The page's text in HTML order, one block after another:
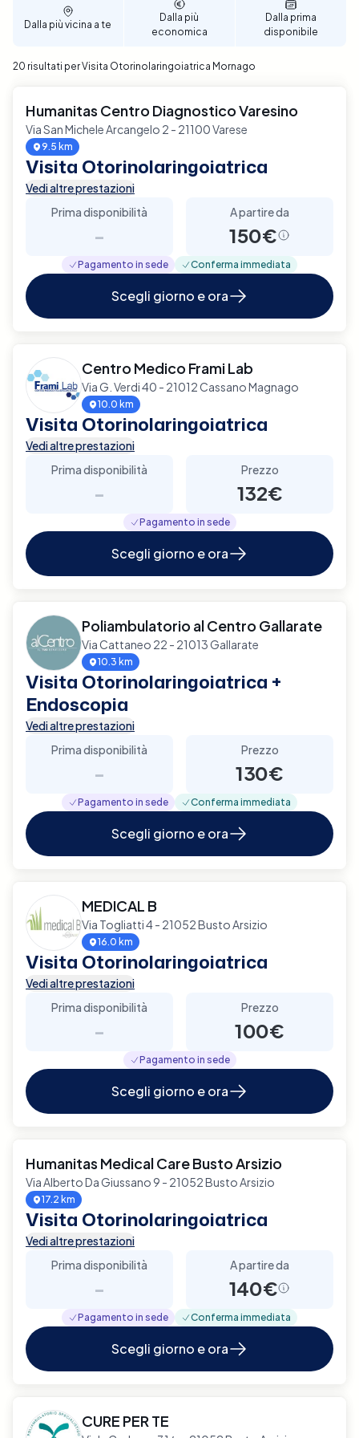
Dalla più vicina a te
Dalla più
economica
Dalla prima
disponibile
20 risultati per Visita Otorinolaringoiatrica Mornago
Humanitas Centro Diagnostico Varesino
Via San Michele Arcangelo 2 - 21100 Varese
9.5 km
Visita Otorinolaringoiatrica
Vedi altre prestazioni
Prima disponibilità
-
A partire da
150€
Pagamento in sede Conferma immediata
Scegli giorno e ora
Centro Medico Frami Lab
Via G. Verdi 40 - 21012 Cassano Magnago
10.0 km
Visita Otorinolaringoiatrica
Vedi altre prestazioni
Prima disponibilità
-
Prezzo
132€
Pagamento in sede
Scegli giorno e ora
Poliambulatorio al Centro Gallarate
Via Cattaneo 22 - 21013 Gallarate
10.3 km
Visita Otorinolaringoiatrica +
Endoscopia
Vedi altre prestazioni
Prima disponibilità
-
Prezzo
130€
Pagamento in sede Conferma immediata
Scegli giorno e ora
MEDICAL B
Via Togliatti 4 - 21052 Busto Arsizio
16.0 km
Visita Otorinolaringoiatrica
Vedi altre prestazioni
Prima disponibilità
-
Prezzo
100€
Pagamento in sede
Scegli giorno e ora
Humanitas Medical Care Busto Arsizio
Via Alberto Da Giussano 9 - 21052 Busto Arsizio
17.2 km
Visita Otorinolaringoiatrica
Vedi altre prestazioni
Prima disponibilità
-
A partire da
140€
Pagamento in sede Conferma immediata
Scegli giorno e ora
CURE PER TE